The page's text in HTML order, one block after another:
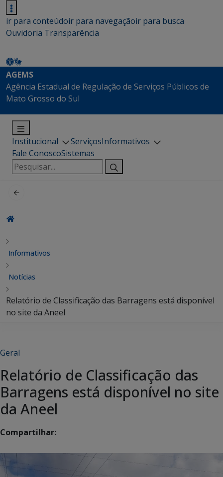
ir para conteúdoir para navegaçãoir para busca
Ouvidoria Transparência
AGEMS
Agência Estadual de Regulação de Serviços Públicos de
Mato Grosso do Sul
Institucional ServiçosInformativos
Fale ConoscoSistemas
Pesquisar
por:
Informativos
Notícias
Relatório de Classificação das Barragens está disponível
no site da Aneel
Geral
Relatório de Classificação das
Barragens está disponível no site
da Aneel
Compartilhar: